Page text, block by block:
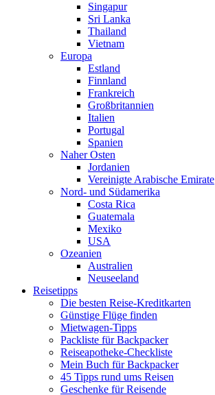
Singapur
Sri Lanka
Thailand
Vietnam
Europa
Estland
Finnland
Frankreich
Großbritannien
Italien
Portugal
Spanien
Naher Osten
Jordanien
Vereinigte Arabische Emirate
Nord- und Südamerika
Costa Rica
Guatemala
Mexiko
USA
Ozeanien
Australien
Neuseeland
Reisetipps
Die besten Reise-Kreditkarten
Günstige Flüge finden
Mietwagen-Tipps
Packliste für Backpacker
Reiseapotheke-Checkliste
Mein Buch für Backpacker
45 Tipps rund ums Reisen
Geschenke für Reisende